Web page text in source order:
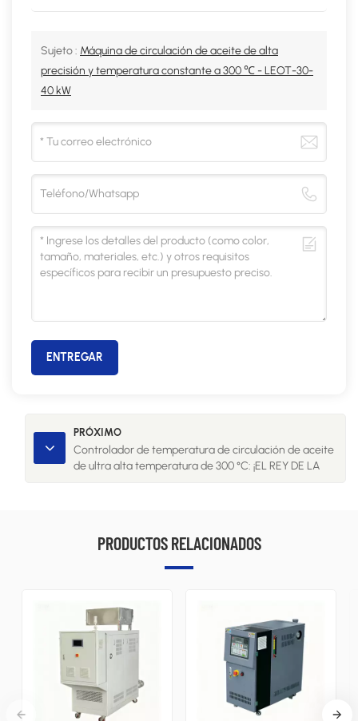
Sujeto : Máquina de circulación de aceite de alta
precisión y temperatura constante a 300 ℃ - LEOT-30-
40 kW
ENTREGAR
PRÓXIMO
Controlador de temperatura de circulación de aceite
de ultra alta temperatura de 300 °C: ¡EL REY DE LA
PRODUCTOS RELACIONADOS